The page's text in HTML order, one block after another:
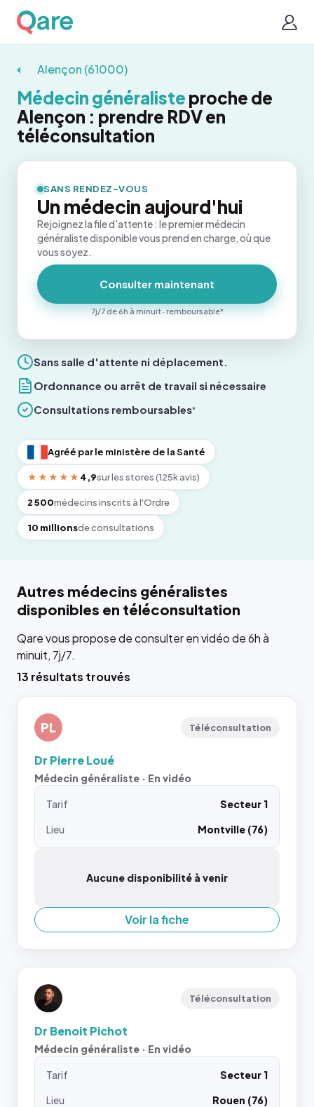
Alençon (61000)
Médecin généraliste proche de
Alençon : prendre RDV en
téléconsultation
Sans salle d'attente ni déplacement.
Ordonnance ou arrêt de travail si nécessaire
Consultations remboursables*
Agréé par le ministère de la Santé
★★★★★ 4,9sur les stores (125k avis)
2 500médecins inscrits à l'Ordre
10 millionsde consultations
SANS RENDEZ-VOUS
Un médecin aujourd'hui
Rejoignez la file d'attente : le premier médecin
généraliste disponible vous prend en charge, où que
vous soyez.
Consulter maintenant
7j/7 de 6h à minuit · remboursable*
Autres médecins généralistes
disponibles en téléconsultation
Qare vous propose de consulter en vidéo de 6h à
minuit, 7j/7.
13 résultats trouvés
PL Téléconsultation
Dr Pierre Loué
Médecin généraliste · En vidéo
Tarif
Secteur 1
Lieu
Montville (76)
Aucune disponibilité à venir
Voir la fiche
Téléconsultation
Dr Benoit Pichot
Médecin généraliste · En vidéo
Tarif
Secteur 1
Lieu
Rouen (76)